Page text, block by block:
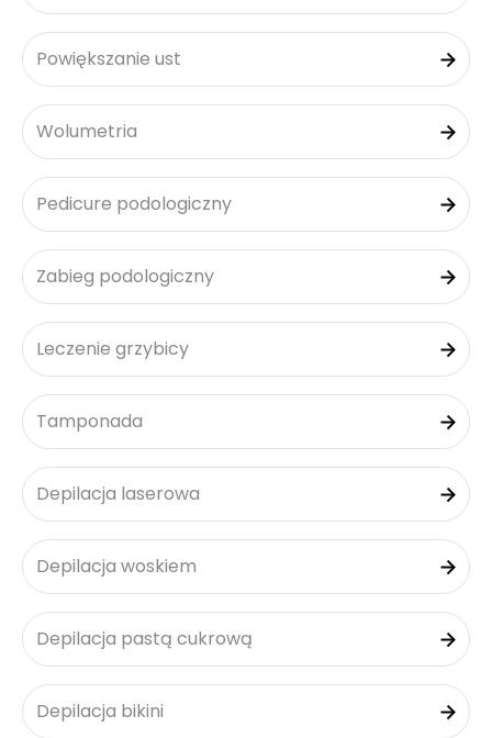
Powiększanie ust
Wolumetria
Pedicure podologiczny
Zabieg podologiczny
Leczenie grzybicy
Tamponada
Depilacja laserowa
Depilacja woskiem
Depilacja pastą cukrową
Depilacja bikini